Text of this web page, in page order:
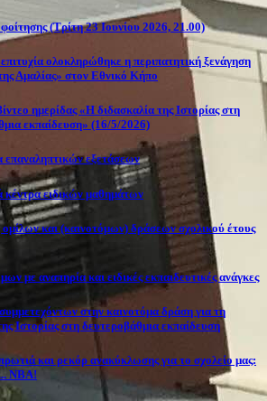
(Τρίτη 23 Ιουνίου 2026, 21.00)
ολοκληρώθηκε η περιπατητική ξενάγηση
Αμαλίας» στον Εθνικό Κήπο
ημερίδας «Η διδασκαλία της Ιστορίας στη
εκπαίδευση» (16/5/2026)
εξετάσεων
κέντρα ειδικών μαθημάτων
και (καινοτόμων) δράσεων σχολικού έτους
με αναπηρία και ειδικές εκπαιδευτικές ανάγκες
στην καινοτόμα δράση για τη
Ιστορίας στη δευτεροβάθμια εκπαίδευση
και ρεκόρ ανακύκλωσης για το σχολείο μας:
NBA!